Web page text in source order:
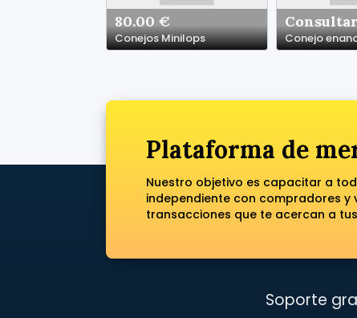
80.00 €
Conejos Minilops
Consultar
Conejo
Plataforma de
Nuestro objetivo es capacitar a
independiente con compradores y
transacciones que te acercan a
Soporte